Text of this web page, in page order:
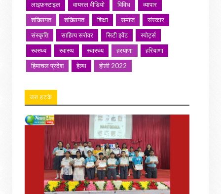
लाइफ़स्टाइल
वायरल वीडियो विविध
व्यापार
शख्सियत
शख़्सियत शिक्षा समाज
संस्कार
संस्कृति
साहित्य सरोवर सिटी इवेंट
स्पोर्ट्स
स्वस्थ्य
स्वास्थ स्वास्थ्य हरयाणा
हरियाणा
हिमाचल प्रदेश
हेल्थ होली 2022
जरा हटके